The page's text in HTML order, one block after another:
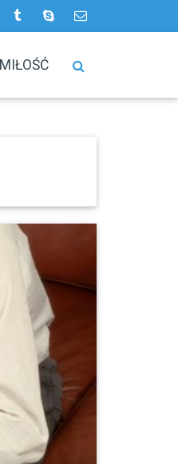
MIŁOŚĆ